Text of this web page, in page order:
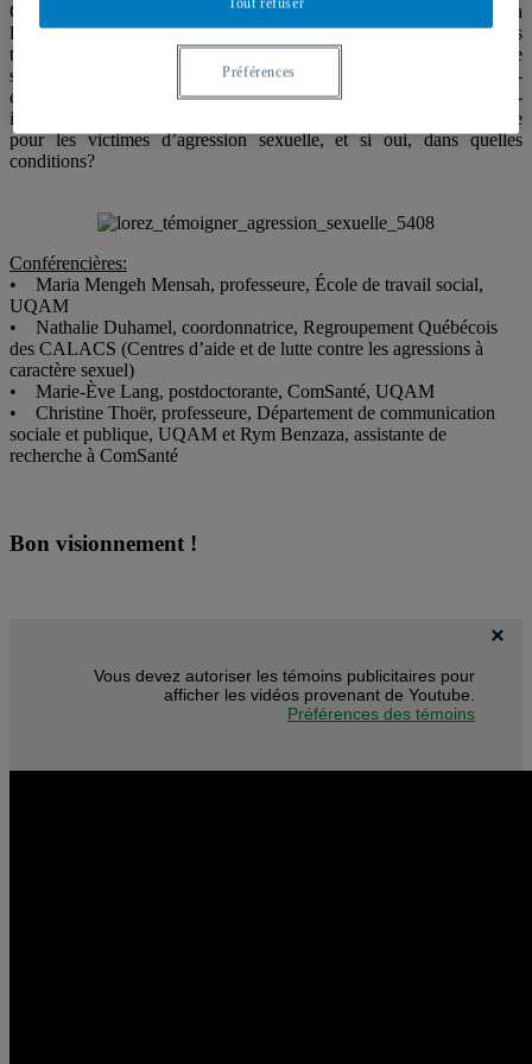
Cependant, la question du témoignage d’agressions sexuelles en
ligne et de ses impacts pour les victimes est peu documentée. Quels
témoignages livre-t-on sur Internet? Comment cette pratique
s’inscrit-elle dans la trajectoire personnelle des femmes? Favorise-t-
elle le recours aux ressources professionnelles ? Enfin, Internet peut-
il être un outil d’agentivité sexuelle et de prise de contrôle sur sa vie
pour les victimes d’agression sexuelle, et si oui, dans quelles
conditions?
Conférencières:
• Maria Mengeh Mensah, professeure, École de travail social,
UQAM
• Nathalie Duhamel, coordonnatrice, Regroupement Québécois
des CALACS (Centres d’aide et de lutte contre les agressions à
caractère sexuel)
• Marie-Ève Lang, postdoctorante, ComSanté, UQAM
• Christine Thoër, professeure, Département de communication
sociale et publique, UQAM et Rym Benzaza, assistante de
recherche à ComSanté
Bon visionnement !
Vous devez autoriser les témoins publicitaires pour
afficher les vidéos provenant de Youtube.
Préférences des témoins
Préférences